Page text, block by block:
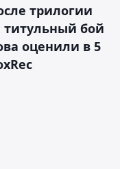
трилогии
титульный бой
оценили в 5